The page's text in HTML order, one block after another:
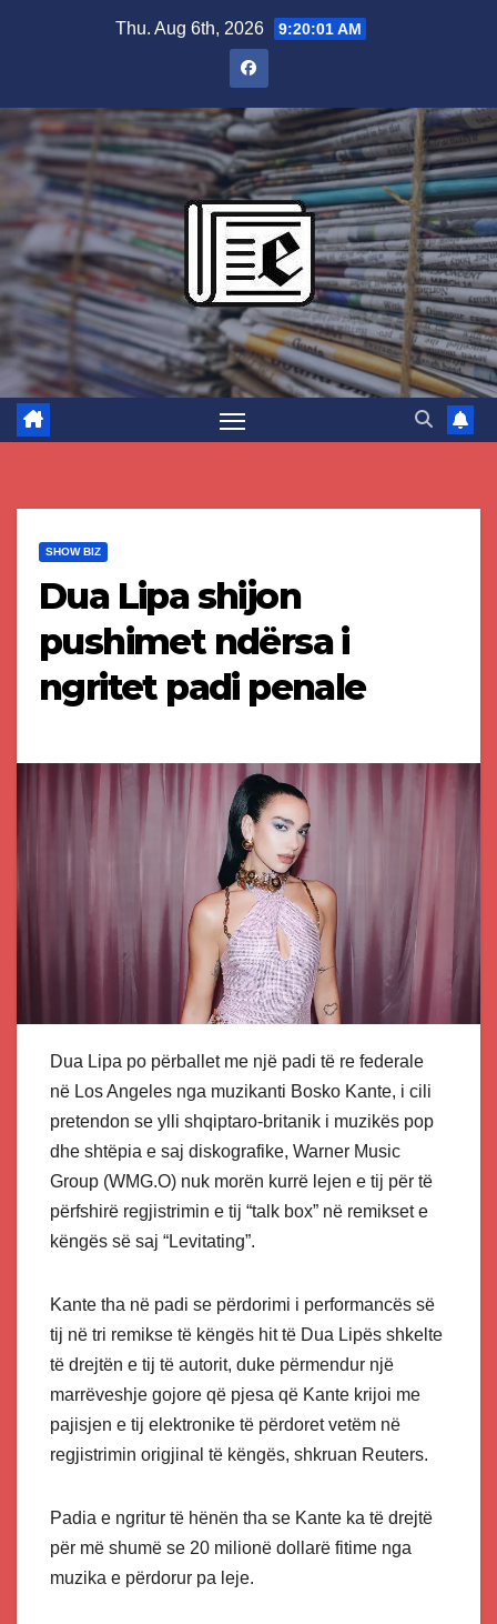
Thu. Aug 6th, 2026 9:20:02 AM
SHOW BIZ
Dua Lipa shijon
pushimet ndërsa i
ngritet padi penale
Dua Lipa po përballet me një padi të re federale
në Los Angeles nga muzikanti Bosko Kante, i cili
pretendon se ylli shqiptaro-britanik i muzikës pop
dhe shtëpia e saj diskografike, Warner Music
Group (WMG.O) nuk morën kurrë lejen e tij për të
përfshirë regjistrimin e tij “talk box” në remikset e
këngës së saj “Levitating”.
Kante tha në padi se përdorimi i performancës së
tij në tri remikse të këngës hit të Dua Lipës shkelte
të drejtën e tij të autorit, duke përmendur një
marrëveshje gojore që pjesa që Kante krijoi me
pajisjen e tij elektronike të përdoret vetëm në
regjistrimin origjinal të këngës, shkruan Reuters.
Padia e ngritur të hënën tha se Kante ka të drejtë
për më shumë se 20 milionë dollarë fitime nga
muzika e përdorur pa leje.